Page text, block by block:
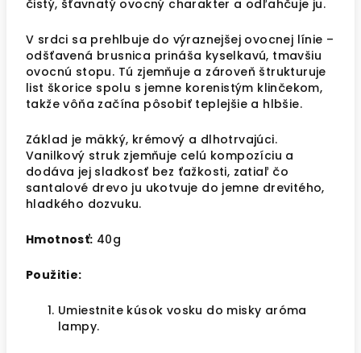
čistý, šťavnatý ovocný charakter a odľahčuje ju.
V srdci sa prehlbuje do výraznejšej ovocnej línie –
odšťavená brusnica prináša kyselkavú, tmavšiu
ovocnú stopu. Tú zjemňuje a zároveň štrukturuje
list škorice spolu s jemne korenistým klinčekom,
takže vôňa začína pôsobiť teplejšie a hlbšie.
Základ je mäkký, krémový a dlhotrvajúci.
Vanilkový struk zjemňuje celú kompozíciu a
dodáva jej sladkosť bez ťažkosti, zatiaľ čo
santalové drevo ju ukotvuje do jemne drevitého,
hladkého dozvuku.
Hmotnosť: 40g
Použitie:
Umiestnite kúsok vosku do misky aróma
lampy.